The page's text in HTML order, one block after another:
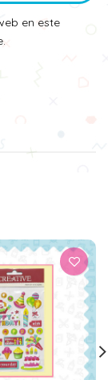
en este